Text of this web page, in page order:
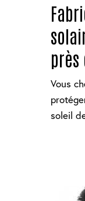
près
Vous
soleil